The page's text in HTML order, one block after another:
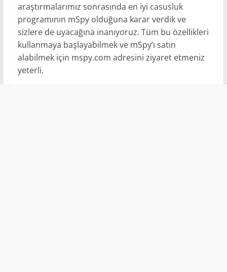
araştırmalarımız sonrasında en iyi casusluk
programının mSpy olduğuna karar verdik ve
sizlere de uyacağına inanıyoruz. Tüm bu özellikleri
kullanmaya başlayabilmek ve mSpy’ı satın
alabilmek için mspy.com adresini ziyaret etmeniz
yeterli.